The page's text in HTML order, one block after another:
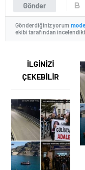
Gönder
Gönderdiğiniz yorum
ekibi tarafından
İLGİNİZİ
ÇEKEBİLİR